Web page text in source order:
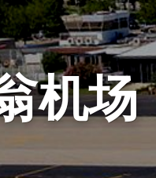
机场